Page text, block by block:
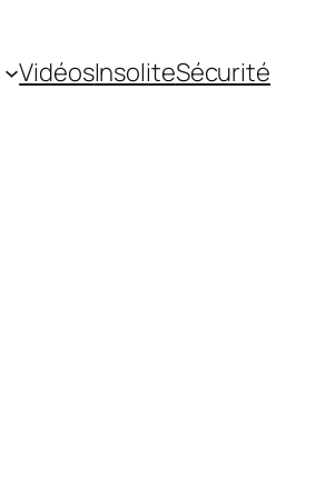
VidéosInsoliteSécurité